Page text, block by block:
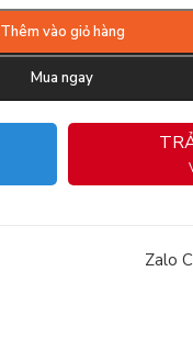
Thêm vào giỏ hàng
Mua ngay
Zalo